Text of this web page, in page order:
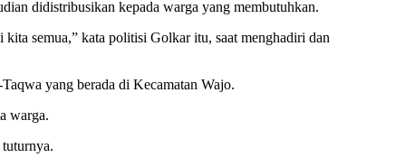
didistribusikan kepada warga yang membutuhkan.
semua,” kata politisi Golkar itu, saat menghadiri dan
yang berada di Kecamatan Wajo.
warga.